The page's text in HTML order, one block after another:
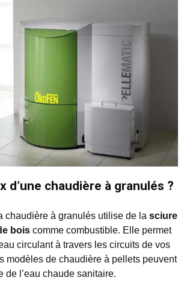
d’une chaudière à granulés ?
chaudière à granulés utilise de la sciure
bois comme combustible. Elle permet
circulant à travers les circuits de vos
modèles de chaudière à pellets peuvent
de l’eau chaude sanitaire.